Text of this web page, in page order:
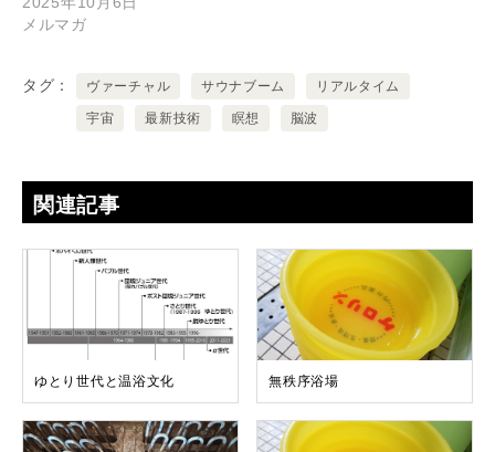
メルマガ
タグ ヴァーチャル サウナブーム リアルタイム
宇宙 最新技術 瞑想 脳波
関連記事
ゆとり世代と温浴文化 無秩序浴場